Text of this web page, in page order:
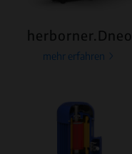
herborner.Dneo
mehr erfahren